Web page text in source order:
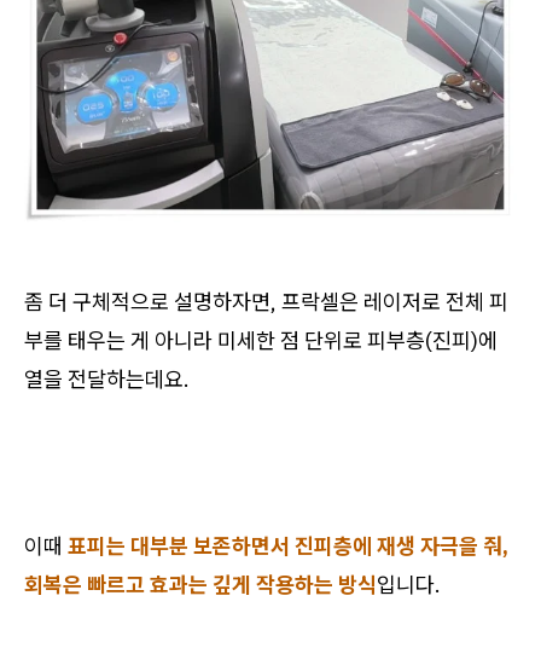
좀 더 구체적으로 설명하자면, 프락셀은 레이저로 전체 피
부를 태우는 게 아니라 미세한 점 단위로 피부층(진피)에
열을 전달하는데요.
이때 표피는 대부분 보존하면서 진피층에 재생 자극을 줘,
회복은 빠르고 효과는 깊게 작용하는 방식입니다.